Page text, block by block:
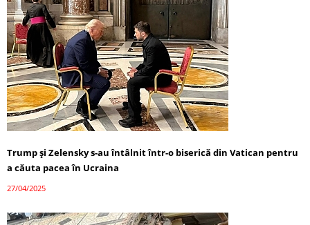
Trump și Zelensky s-au întâlnit într-o biserică din Vatican pentru
a căuta pacea în Ucraina
27/04/2025